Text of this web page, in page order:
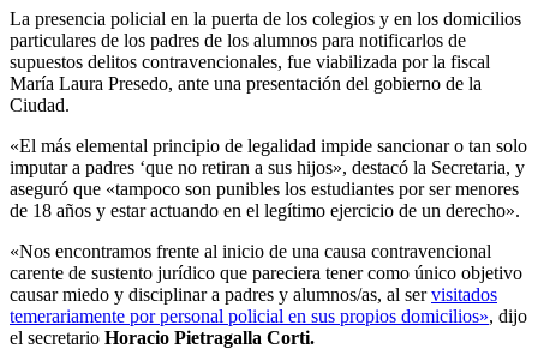
La presencia policial en la puerta de los colegios y en los domicilios
particulares de los padres de los alumnos para notificarlos de
supuestos delitos contravencionales, fue viabilizada por la fiscal
María Laura Presedo, ante una presentación del gobierno de la
Ciudad.
«El más elemental principio de legalidad impide sancionar o tan solo
imputar a padres ‘que no retiran a sus hijos», destacó la Secretaria, y
aseguró que «tampoco son punibles los estudiantes por ser menores
de 18 años y estar actuando en el legítimo ejercicio de un derecho».
«Nos encontramos frente al inicio de una causa contravencional
carente de sustento jurídico que pareciera tener como único objetivo
causar miedo y disciplinar a padres y alumnos/as, al servisitados
temerariamente por personal policial en sus propios domicilios», dijo
el secretario Horacio Pietragalla Corti.